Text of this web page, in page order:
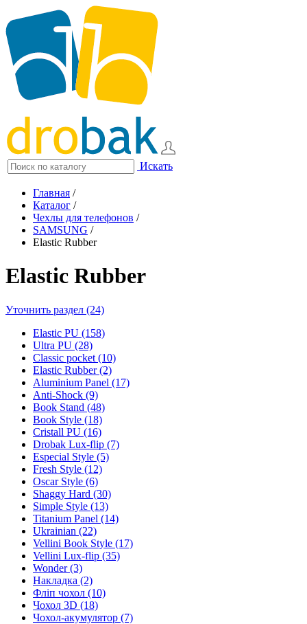
Искать
Главная /
Каталог /
Чехлы для телефонов /
SAMSUNG /
Elastic Rubber
Elastic Rubber
Уточнить раздел (24)
Elastic PU (158)
Ultra PU (28)
Classic pocket (10)
Elastic Rubber (2)
Aluminium Panel (17)
Anti-Shock (9)
Book Stand (48)
Book Style (18)
Cristall PU (16)
Drobak Lux-flip (7)
Especial Style (5)
Fresh Style (12)
Oscar Style (6)
Shaggy Hard (30)
Simple Style (13)
Titanium Panel (14)
Ukrainian (22)
Vellini Book Style (17)
Vellini Lux-flip (35)
Wonder (3)
Накладка (2)
Фліп чохол (10)
Чохол 3D (18)
Чохол-акумулятор (7)